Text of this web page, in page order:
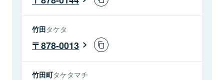
竹田タケタ
878-0013
竹田町タケタマチ